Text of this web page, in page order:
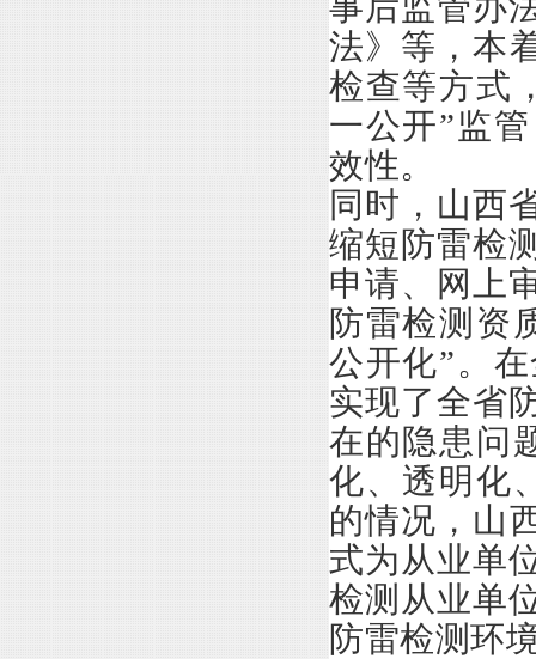
法》等，本
检查等方式
一公开”监
效性。
同时，山西
缩短防雷检
申请、网上
防雷检测资
公开化”。
实现了全省
在的隐患问
化、透明化
的情况，山
式为从业单
检测从业单
防雷检测环